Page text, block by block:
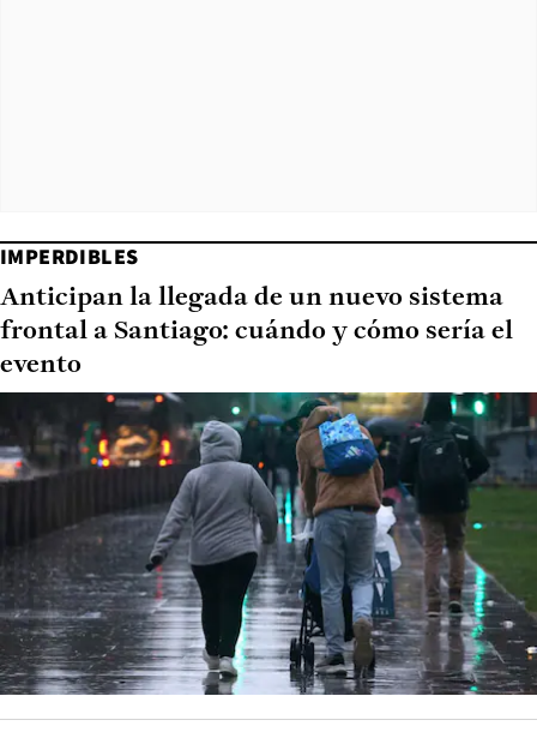
IMPERDIBLES
Anticipan la llegada de un nuevo sistema
frontal a Santiago: cuándo y cómo sería el
evento